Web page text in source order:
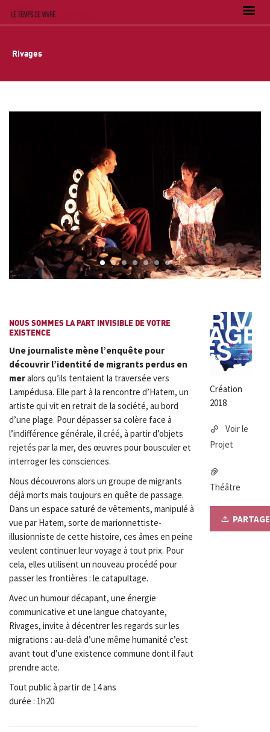
Rivages
1 2 3 4 5 6 7
NOUS SOMMES LA PART INVISIBLE DE VOTRE
EXISTENCE
Une journaliste mène l’enquête pour
découvrir l’identité de migrants perdus en
meralors qu’ils tentaient la traversée vers
Lampédusa. Elle part à la rencontre d’Hatem, un
artiste qui vit en retrait de la société, au bord
d’une plage. Pour dépasser sa colère face à
l’indifférence générale, il créé, à partir d’objets
rejetés par la mer, des œuvres pour bousculer et
interroger les consciences.
Nous découvrons alors un groupe de migrants
déjà morts mais toujours en quête de passage.
Dans un espace saturé de vêtements, manipulé à
vue par Hatem, sorte de marionnettiste-
illusionniste de cette histoire, ces âmes en peine
veulent continuer leur voyage à tout prix. Pour
cela, elles utilisent un nouveau procédé pour
passer les frontières : le catapultage.
Avec un humour décapant, une énergie
communicative et une langue chatoyante,
Rivages, invite à décentrer les regards sur les
migrations : au-delà d’une même humanité c’est
avant tout d’une existence commune dont il faut
prendre acte.
Tout public à partir de 14 ans
durée : 1h20
Création
2018
Voir le
Projet
Théâtre